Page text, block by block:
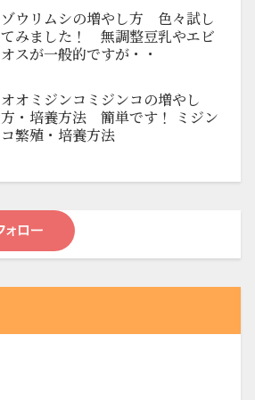
ゾウリムシの増やし方 色々試し
てみました！ 無調整豆乳やエビ
オスが一般的ですが・・
オオミジンコミジンコの増やし
方・培養方法 簡単です！ ミジン
コ繁殖・培養方法